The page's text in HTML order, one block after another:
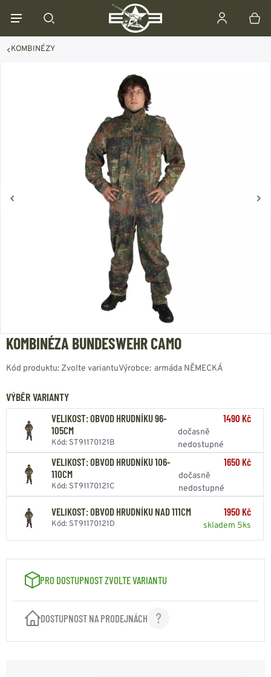
KOMBINÉZY
KOMBINÉZA BUNDESWEHR CAMO
Kód produktu: Zvolte variantuVýrobce: armáda NĚMECKÁ
VÝBĚR VARIANTY
VELIKOST: OBVOD HRUDNÍKU 96-
105CM
Kód: ST91170121B
1490 Kč
dočasně
nedostupné
VELIKOST: OBVOD HRUDNÍKU 106-
110CM
Kód: ST91170121C
1650 Kč
dočasně
nedostupné
VELIKOST: OBVOD HRUDNÍKU NAD 111CM
Kód: ST91170121D
1950 Kč
skladem 5ks
PRO DOSTUPNOST ZVOLTE VARIANTU
DOSTUPNOST NA PRODEJNÁCH